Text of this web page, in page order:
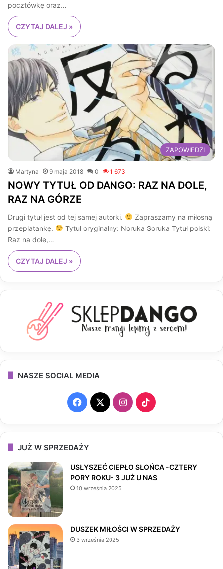
pocztówkę oraz…
CZYTAJ DALEJ »
ZAPOWIEDZI
Martyna 9 maja 2018 0 1 673
NOWY TYTUŁ OD DANGO: RAZ NA DOLE,
RAZ NA GÓRZE
Drugi tytuł jest od tej samej autorki.
Zapraszamy na miłosną
przeplatankę.
Tytuł oryginalny: Noruka Soruka Tytuł polski:
Raz na dole,…
CZYTAJ DALEJ »
NASZE SOCIAL MEDIA
F
a
b
k
X
I
n
a
T
i
T
o
JUŻ W SPRZEDAŻY
USŁYSZEĆ CIEPŁO SŁOŃCA -CZTERY
PORY ROKU- 3 JUŻ U NAS
10 września 2025
DUSZEK MIŁOŚCI W SPRZEDAŻY
3 września 2025